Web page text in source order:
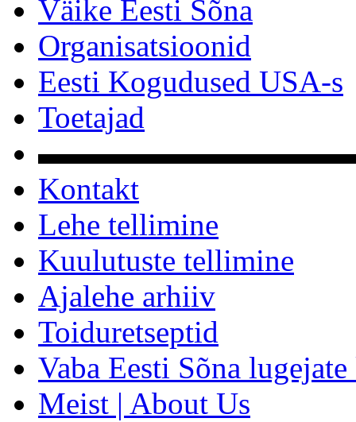
Väike Eesti Sõna
Organisatsioonid
Eesti Kogudused USA-s
Toetajad
Kontakt
Lehe tellimine
Kuulutuste tellimine
Ajalehe arhiiv
Toiduretseptid
Vaba Eesti Sõna
Meist | About Us